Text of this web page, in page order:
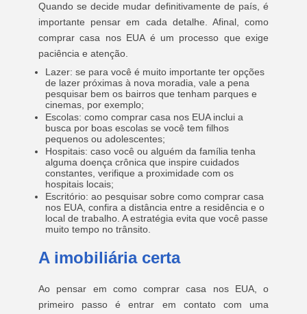
Quando se decide mudar definitivamente de país, é
importante pensar em cada detalhe. Afinal, como
comprar casa nos EUA é um processo que exige
paciência e atenção.
Lazer: se para você é muito importante ter opções
de lazer próximas à nova moradia, vale a pena
pesquisar bem os bairros que tenham parques e
cinemas, por exemplo;
Escolas: como comprar casa nos EUA inclui a
busca por boas escolas se você tem filhos
pequenos ou adolescentes;
Hospitais: caso você ou alguém da família tenha
alguma doença crônica que inspire cuidados
constantes, verifique a proximidade com os
hospitais locais;
Escritório: ao pesquisar sobre como comprar casa
nos EUA, confira a distância entre a residência e o
local de trabalho. A estratégia evita que você passe
muito tempo no trânsito.
A imobiliária certa
Ao pensar em como comprar casa nos EUA, o
primeiro passo é entrar em contato com uma